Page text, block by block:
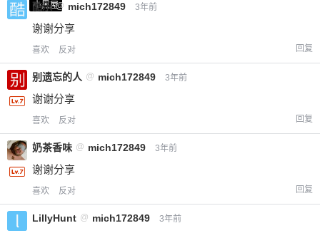
小黑屋
酷乐 @ mich172849 3年前
谢谢分享
喜欢 反对 回复
别遗忘的人 @ mich172849 3年前
谢谢分享
喜欢 反对 回复
奶茶香味 @ mich172849 3年前
谢谢分享
喜欢 反对 回复
LillyHunt @ mich172849 3年前